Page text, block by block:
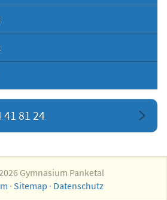
41 81 24
Gymnasium Panketal
· Sitemap · Datenschutz